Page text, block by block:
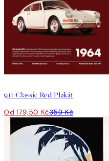
911 Classic Red Plakát
Od 179,50 Kč359 Kč